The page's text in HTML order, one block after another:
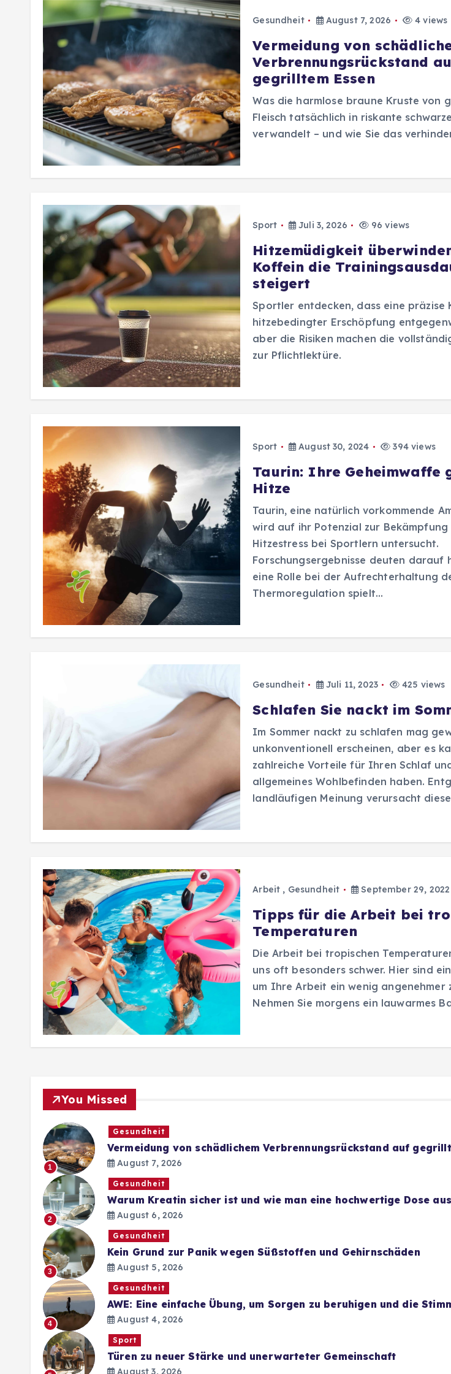
Gesundheit August 7, 2026 4 views
Vermeidung von
Verbrennungsrückstand
gegrilltem Essen
Was die harmlose braune Kruste von
Fleisch tatsächlich in riskante
verwandelt – und wie Sie das
Sport Juli 3, 2026 96 views
Hitzemüdigkeit
Koffein die
steigert
Sportler entdecken, dass eine präzise
hitzebedingter Erschöpfung
aber die Risiken machen die
zur Pflichtlektüre.
Sport August 30, 2024 394 views
Taurin: Ihre Geheimwaffe
Hitze
Taurin, eine natürlich vorkommende
wird auf ihr Potenzial zur Bekämpfung
Hitzestress bei Sportlern untersucht.
Forschungsergebnisse deuten darauf
eine Rolle bei der Aufrechterhaltung
Thermoregulation spielt…
Gesundheit Juli 11, 2023 425 views
Schlafen Sie nackt im
Im Sommer nackt zu schlafen mag
unkonventionell erscheinen, aber es
zahlreiche Vorteile für Ihren Schlaf
allgemeines Wohlbefinden haben.
landläufigen Meinung verursacht
Arbeit , Gesundheit September 29, 2022
Tipps für die Arbeit bei
Temperaturen
Die Arbeit bei tropischen
uns oft besonders schwer. Hier sind
um Ihre Arbeit ein wenig angenehmer
Nehmen Sie morgens ein lauwarmes
You Missed
1
Gesundheit
Vermeidung von schädlichem Verbrennungsrückstand auf
August 7, 2026
2
Gesundheit
Warum Kreatin sicher ist und wie man eine hochwertige Dose
August 6, 2026
3
Gesundheit
Kein Grund zur Panik wegen Süßstoffen und Gehirnschäden
August 5, 2026
4
Gesundheit
AWE: Eine einfache Übung, um Sorgen zu beruhigen und die
August 4, 2026
Sport
Türen zu neuer Stärke und unerwarteter Gemeinschaft
August 3, 2026